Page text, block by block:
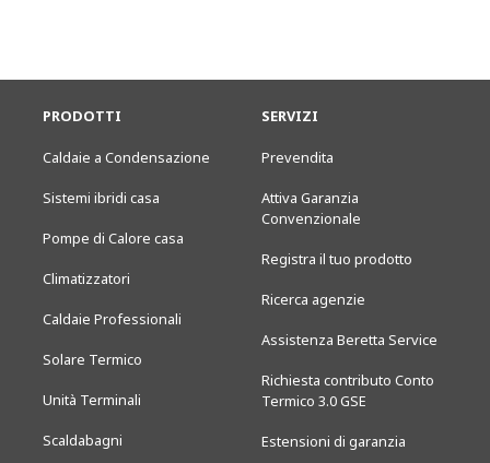
PRODOTTI
Caldaie a Condensazione
Sistemi ibridi casa
Pompe di Calore casa
Climatizzatori
Caldaie Professionali
Solare Termico
Unità Terminali
Scaldabagni
SERVIZI
Prevendita
Attiva Garanzia
Convenzionale
Registra il tuo prodotto
Ricerca agenzie
Assistenza Beretta Service
Richiesta contributo Conto
Termico 3.0 GSE
Estensioni di garanzia